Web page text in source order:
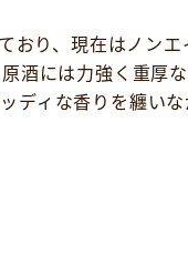
おり、現在はノンエ
酒には力強く重厚な
ディな香りを纏い